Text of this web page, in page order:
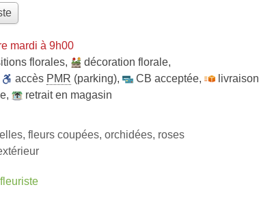
mardi à 9h00
florales, décoration florale,
accès PMR (parking), CB acceptée, livraison
,
retrait en magasin
fleurs coupées, orchidées, roses